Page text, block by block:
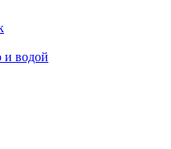
и водой